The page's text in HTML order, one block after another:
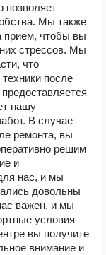
позволяет
Мы также
прием, чтобы вы
стрессов. Мы
что
после
нашу
В случае
ремонта, вы
решим
и
нас, и мы
довольны
важен, и мы
условия
вы получите
внимание и